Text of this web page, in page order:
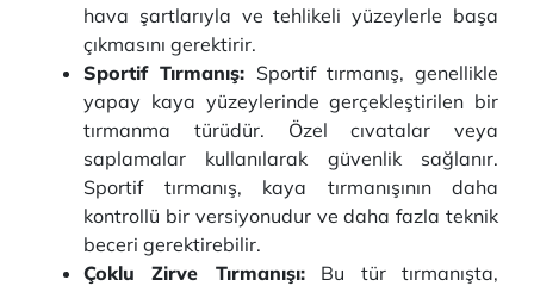
hava şartlarıyla ve tehlikeli yüzeylerle başa
çıkmasını gerektirir.
Sportif Tırmanış: Sportif tırmanış, genellikle
yapay kaya yüzeylerinde gerçekleştirilen bir
tırmanma türüdür. Özel cıvatalar veya
saplamalar kullanılarak güvenlik sağlanır.
Sportif tırmanış, kaya tırmanışının daha
kontrollü bir versiyonudur ve daha fazla teknik
beceri gerektirebilir.
Çoklu Zirve Tırmanışı:Bu tür tırmanışta,